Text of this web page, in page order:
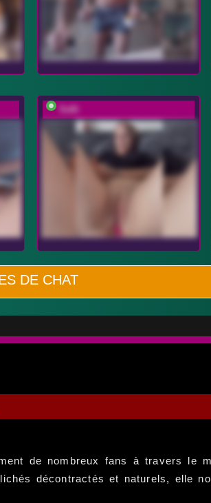
Sofii
DE CHAT
de nombreux fans à travers le
décontractés et naturels, elle